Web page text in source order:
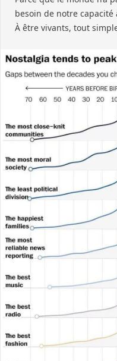
besoin de notre capacité
À être vivants, tout